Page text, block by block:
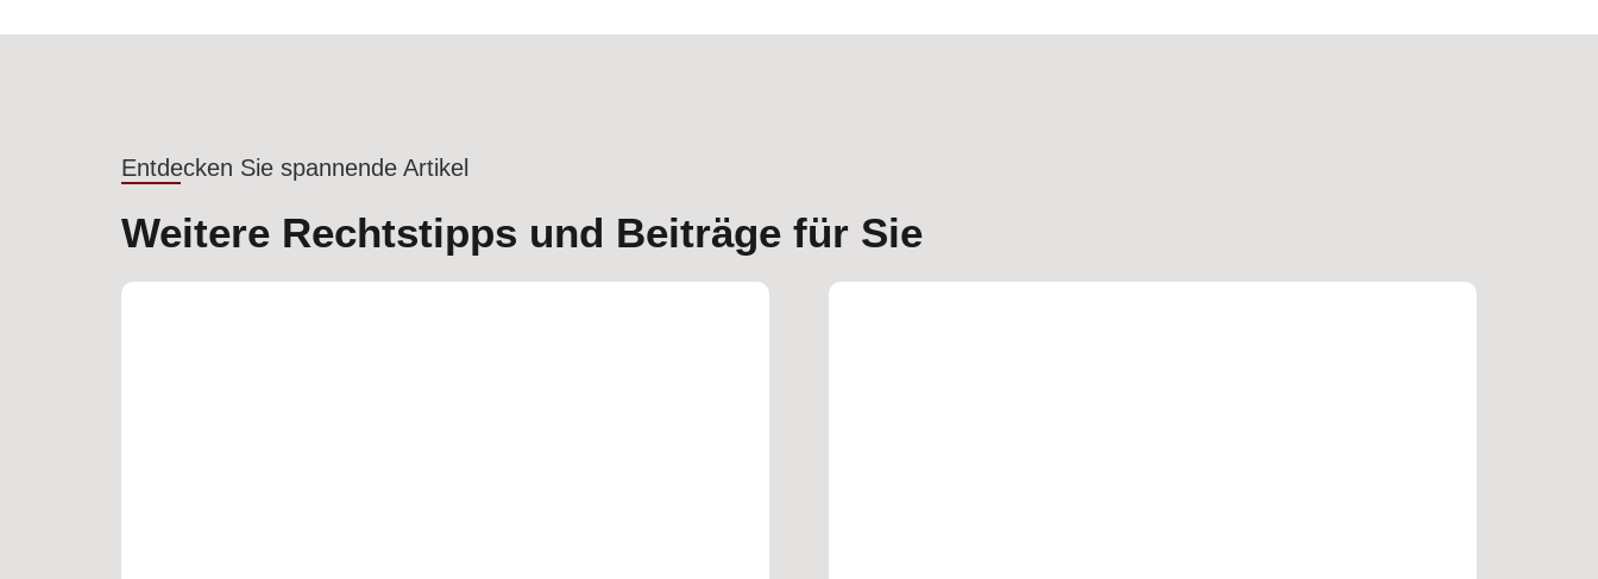
Entdecken Sie spannende Artikel
Weitere Rechtstipps und Beiträge für Sie